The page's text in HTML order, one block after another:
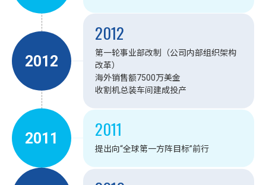
2012
2012
第一轮事业部改制（公司内部组织架构
改革）
海外销售额7500万美金
收割机总装车间建成投产
2011 2011
提出向“全球第一方阵目标”前行